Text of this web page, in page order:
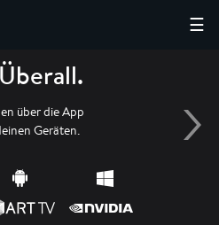
☰
über die App
Geräten.